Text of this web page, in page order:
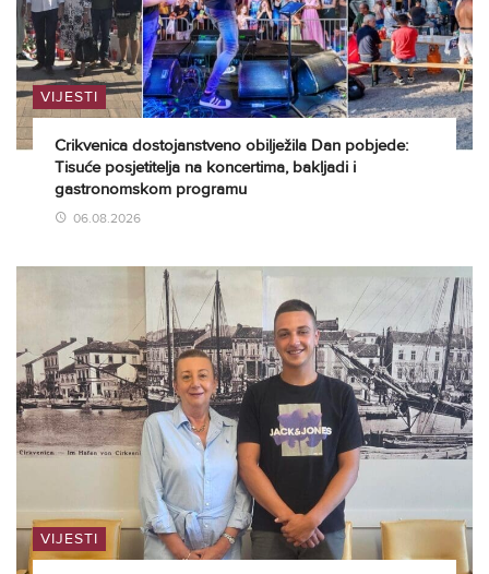
VIJESTI
Crikvenica dostojanstveno obilježila Dan pobjede:
Tisuće posjetitelja na koncertima, bakljadi i
gastronomskom programu
06.08.2026
VIJESTI